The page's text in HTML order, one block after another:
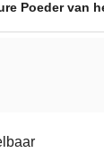
Poeder van